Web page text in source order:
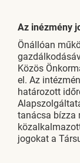
Az inézmény
Önállóan
Közös
el. Az
határozott
tanácsa bízza
jogokat a